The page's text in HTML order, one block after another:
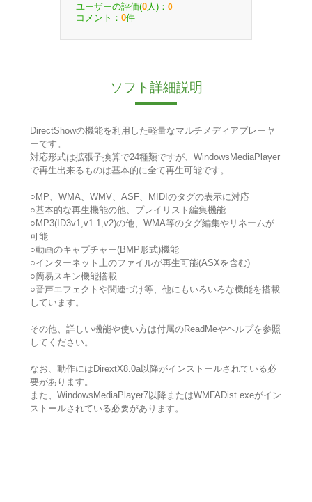
ユーザーの評価(0 人)： 0
コメント： 0件
ソフト詳細説明
DirectShowの機能を利用した軽量なマルチメディアプレーヤ
ーです。
対応形式は拡張子換算で24種類ですが、WindowsMediaPlayer
で再生出来るものは基本的に全て再生可能です。
○MP、WMA、WMV、ASF、MIDIのタグの表示に対応
○基本的な再生機能の他、プレイリスト編集機能
○MP3(ID3v1,v1.1,v2)の他、WMA等のタグ編集やリネームが
可能
○動画のキャプチャー(BMP形式)機能
○インターネット上のファイルが再生可能(ASXを含む)
○簡易スキン機能搭載
○音声エフェクトや関連づけ等、他にもいろいろな機能を搭載
しています。
その他、詳しい機能や使い方は付属のReadMeやヘルプを参照
してください。
なお、動作にはDirextX8.0a以降がインストールされている必
要があります。
また、WindowsMediaPlayer7以降またはWMFADist.exeがイン
ストールされている必要があります。